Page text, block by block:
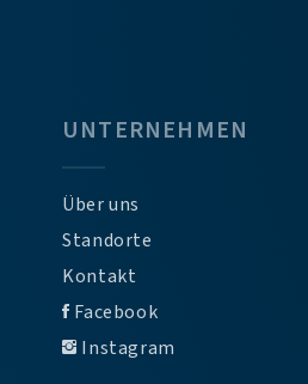
UNTERNEHMEN
Über uns
Standorte
Kontakt
Facebook
Instagram